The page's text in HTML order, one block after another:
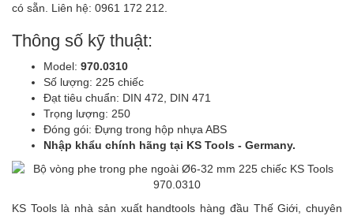
có sẵn. Liên hệ: 0961 172 212.
Thông số kỹ thuật:
Model: 970.0310
Số lượng: 225 chiếc
Đạt tiêu chuẩn: DIN 472, DIN 471
Trọng lượng: 250
Đóng gói: Đựng trong hộp nhựa ABS
Nhập khẩu chính hãng tại KS Tools - Germany.
KS Tools là nhà sản xuất handtools hàng đầu Thế Giới, chuyên